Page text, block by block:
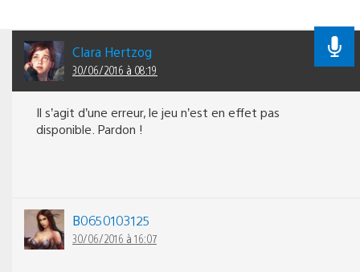
Clara Hertzog
30/06/2016 à 08:19
Il s’agit d’une erreur, le jeu n’est en effet pas
disponible. Pardon !
B0650103125
30/06/2016 à 16:07